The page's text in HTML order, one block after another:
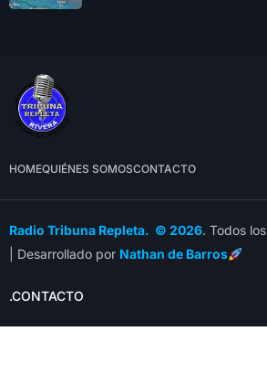
HOMEQUIÉNES SOMOSCONTACTO
Radio Tribuna Repleta. © 2026. Todos
| Desarrollado por Nathan de Barros
.CONTACTO